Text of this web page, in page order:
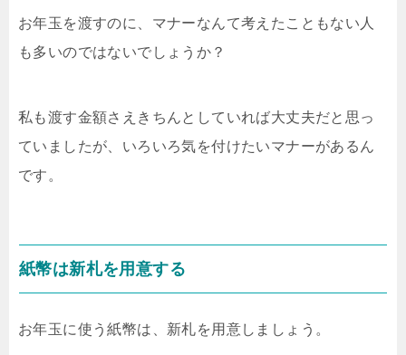
お年玉を渡すのに、マナーなんて考えたこともない人
も多いのではないでしょうか？
私も渡す金額さえきちんとしていれば大丈夫だと思っ
ていましたが、いろいろ気を付けたいマナーがあるん
です。
紙幣は新札を用意する
お年玉に使う紙幣は、新札を用意しましょう。